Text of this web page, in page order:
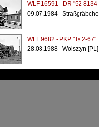
WLF 16591 - DR "52
09.07.1984 -
WLF 9682 - PKP "Ty 2-67"
28.08.1988 - Wolsztyn [PL]